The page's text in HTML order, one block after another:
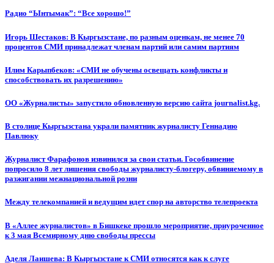
Радио “Ынтымак”: “Все хорошо!”
Игорь Шестаков: В Кыргызстане, по разным оценкам, не менее 70
процентов СМИ принадлежат членам партий или самим партиям
Илим Карыпбеков: «СМИ не обучены освещать конфликты и
способствовать их разрешению»
ОО «Журналисты» запустило обновленную версию сайта journalist.kg.
В столице Кыргызстана украли памятник журналисту Геннадию
Павлюку
Журналист Фарафонов извинился за свои статьи. Гособвинение
попросило 8 лет лишения свободы журналисту-блогеру, обвиняемому в
разжигании межнациональной розни
Между телекомпанией и ведущим идет спор на авторство телепроекта
В «Аллее журналистов» в Бишкеке прошло мероприятие, приуроченное
к 3 мая Всемирному дню свободы прессы
Аделя Лаишева: В Кыргызстане к СМИ относятся как к слуге